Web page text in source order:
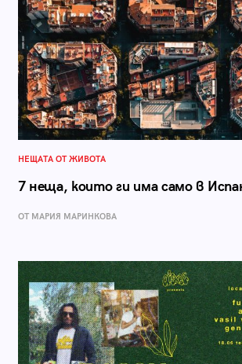
НЕЩАТА ОТ ЖИВОТА
7 неща, които ги има само в
ОТ МАРИЯ МАРИНКОВА